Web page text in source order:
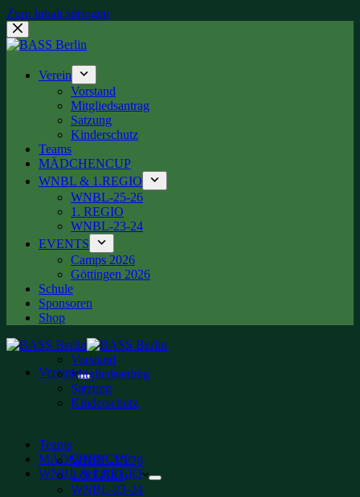
Zum Inhalt springen
Verein
Vorstand
Mitgliedsantrag
Satzung
Kinderschutz
Teams
MÄDCHENCUP
WNBL & 1.REGIO
WNBL-25-26
1. REGIO
WNBL-23-24
EVENTS
Camps 2026
Göttingen 2026
Schule
Sponsoren
Shop
Verein
Vorstand
Mitgliedsantrag
Satzung
Kinderschutz
Teams
MÄDCHENCUP
WNBL & 1.REGIO
WNBL-25-26
1. REGIO
WNBL-23-24